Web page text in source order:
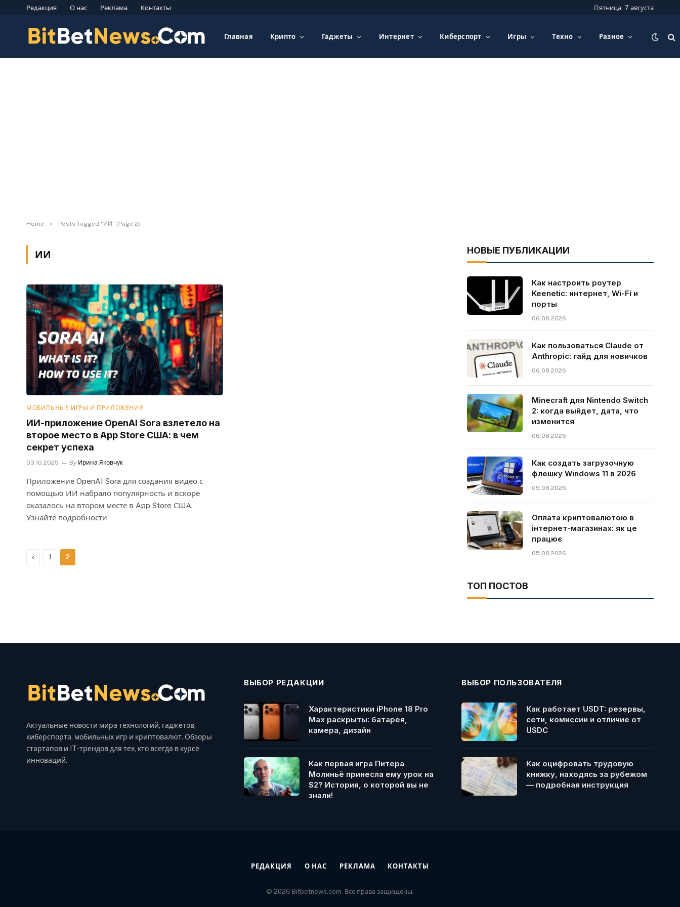
Редакция О нас Реклама Контакты Пятница, 7 августа
Главная Крипто Гаджеты Интернет Киберспорт Игры Техно Разное
Home » Posts Tagged "ИИ" (Page 2)
ИИ
МОБИЛЬНЫЕ ИГРЫ И ПРИЛОЖЕНИЯ
ИИ-приложение OpenAI Sora взлетело на
второе место в App Store США: в чем
секрет успеха
03.10.2025 By Ирина Яковчук
Приложение OpenAI Sora для создания видео с
помощью ИИ набрало популярность и вскоре
оказалось на втором месте в App Store США.
Узнайте подробности
Previous
1 2
НОВЫЕ ПУБЛИКАЦИИ
Как настроить роутер
Keenetic: интернет, Wi-Fi и
порты
06.08.2026
Как пользоваться Claude от
Anthropic: гайд для новичков
06.08.2026
Minecraft для Nintendo Switch
2: когда выйдет, дата, что
изменится
06.08.2026
Как создать загрузочную
флешку Windows 11 в 2026
05.08.2026
Оплата криптовалютою в
інтернет-магазинах: як це
працює
05.08.2026
ТОП ПОСТОВ
Актуальные новости мира технологий, гаджетов,
киберспорта, мобильных игр и криптовалют. Обзоры
стартапов и IT-трендов для тех, кто всегда в курсе
инноваций.
ВЫБОР РЕДАКЦИИ
Характеристики iPhone 18 Pro
Max раскрыты: батарея,
камера, дизайн
Как первая игра Питера
Молиньё принесла ему урок на
$2? История, о которой вы не
знали!
ВЫБОР ПОЛЬЗОВАТЕЛЯ
Как работает USDT: резервы,
сети, комиссии и отличие от
USDC
Как оцифровать трудовую
книжку, находясь за рубежом
— подробная инструкция
РЕДАКЦИЯ О НАС РЕКЛАМА КОНТАКТЫ
© 2026 Bitbetnews.com. Все права защищены.